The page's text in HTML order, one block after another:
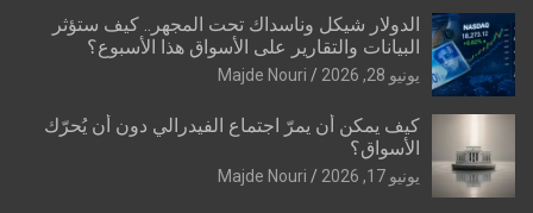
الدولار شيكل وناسداك تحت المجهر.. كيف ستؤثر
البيانات والتقارير على الأسواق هذا الأسبوع؟
يونيو 28, 2026 Majde Nouri
كيف يمكن أن يمرّ اجتماع الفيدرالي دون أن يُحرّك
الأسواق؟
يونيو 17, 2026 Majde Nouri